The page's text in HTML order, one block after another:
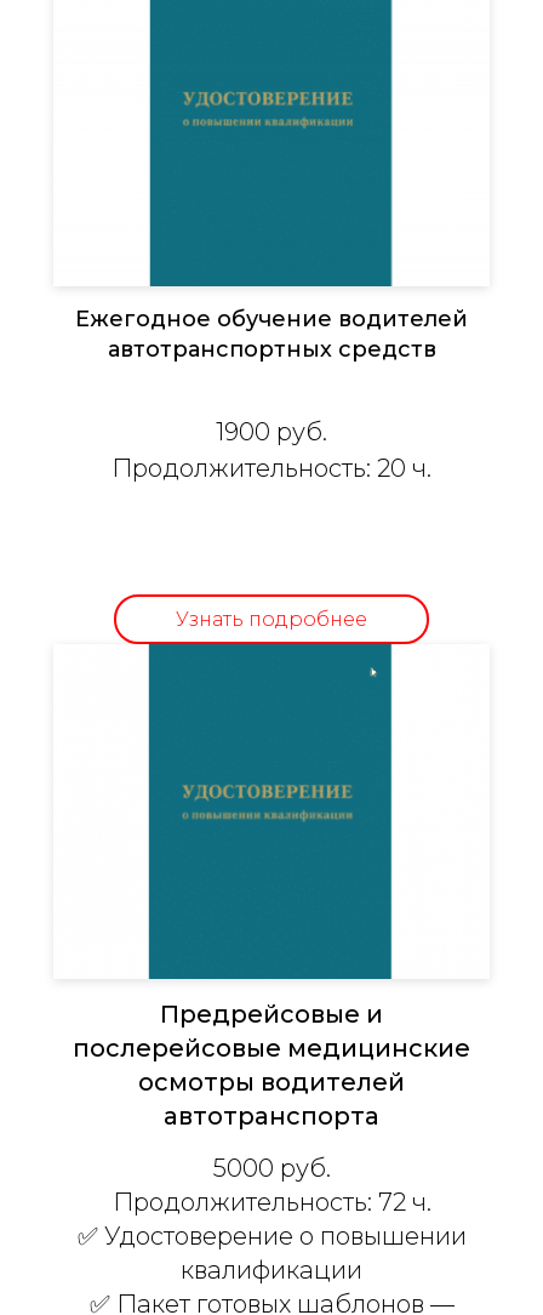
Ежегодное обучение водителей
автотранспортных средств
1900 руб.
Продолжительность: 20 ч.
Узнать подробнее
Предрейсовые и
послерейсовые медицинские
осмотры водителей
автотранспорта
5000 руб.
Продолжительность: 72 ч.
✅Удостоверение о повышении
квалификации
✅ Пакет готовых шаблонов —